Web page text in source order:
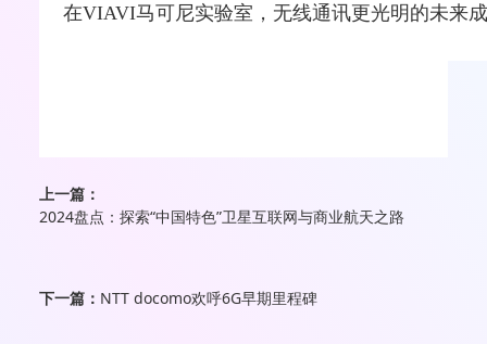
在VIAVI马可尼实验室，无线通讯更光明的未来
上一篇：
2024盘点：探索“中国特色”卫星互联网与商业航天之路
下一篇： NTT docomo欢呼6G早期里程碑